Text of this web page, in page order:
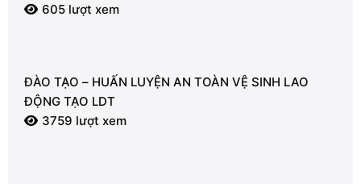
605 lượt xem
ĐÀO TẠO – HUẤN LUYỆN AN TOÀN VỆ SINH LAO
ĐỘNG TẠO LDT
3759 lượt xem